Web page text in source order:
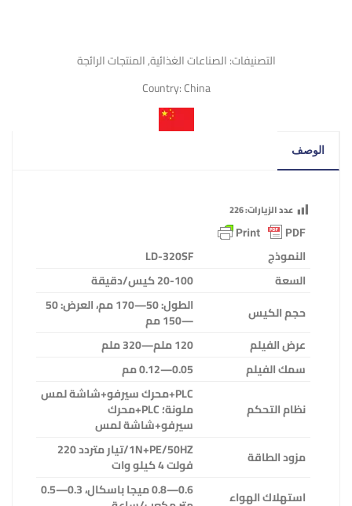
التصنيفات:الصناعات الغذائية,المنتجات الرائجة
Country:China
الوصف
عدد الزيارات:226
النموذج
LD-320SF
السعة
20-100 كيس/دقيقة
حجم الكيس
الطول: 50—170 مم، العرض: 50
—150 مم
عرض الفيلم
120 ملم—320 ملم
سمك الفيلم
0.05—0.12 مم
نظام التحكم
PLC+محرك سيرفو+شاشة لمس
ملونة؛PLC+محرك
سيرفو+شاشة لمس
مزود الطاقة
1N+PE/50HZ /تيار متردد 220
فولت 4 كيلو وات
استهلاك الهواء
0.6—0.8 ميجا باسكال، 0.3—0.5